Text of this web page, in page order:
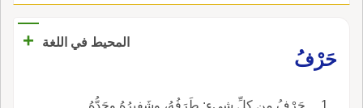
المحيط في اللغة
+
حَرْفُ
ـ حَرْفُ من كلِّ شيءٍ: طَرَفُهُ، وشَفيرُهُ وحَدُّهُ.